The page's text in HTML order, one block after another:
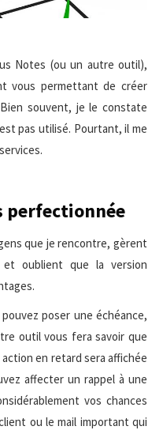
Notes (ou un autre outil),
vous permettant de créer
souvent, je le constate
pas utilisé. Pourtant, il me
perfectionnée
que je rencontre, gèrent
oublient que la version
poser une échéance,
outil vous fera savoir que
en retard sera affichée
affecter un rappel à une
vos chances
ou le mail important qui